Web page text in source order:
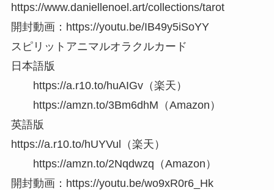
https://www.daniellenoel.art/collections/tarot
開封動画：https://youtu.be/IB49y5iSoYY
スピリットアニマルオラクルカード
日本語版
https://a.r10.to/huAIGv（楽天）
https://amzn.to/3Bm6dhM（Amazon）
英語版
https://a.r10.to/hUYVul（楽天）
https://amzn.to/2Nqdwzq（Amazon）
開封動画：https://youtu.be/wo9xR0r6_Hk